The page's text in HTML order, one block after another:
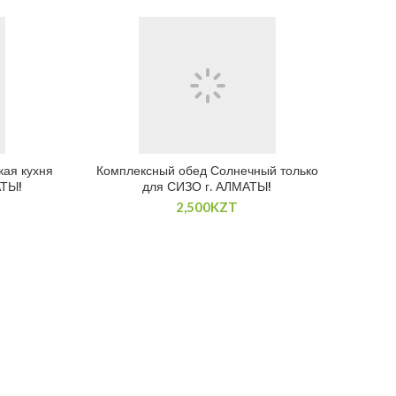
кухня
Комплексный обед Солнечный только
для СИЗО г. АЛМАТЫ!
2,500KZT